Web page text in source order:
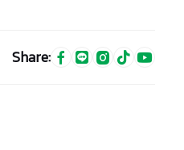
Share: